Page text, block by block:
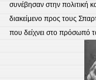
συνέβησαν στην πολιτική
διακείμενο προς τους
που δείχνει στο πρόσωπό